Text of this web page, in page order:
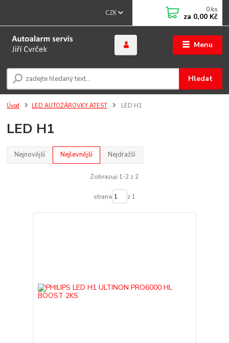
Menu
CZK
Hledat
0 ks
za 0,00 Kč
Úvod LED AUTOŽÁROVKY ATEST LED H1
LED H1
Nejnovější Nejlevnější Nejdražší
Zobrazuji 1-2 z 2
strana z 1